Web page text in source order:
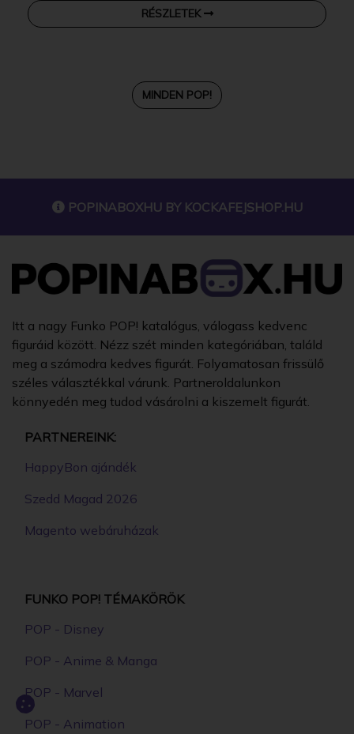
RÉSZLETEK
MINDEN POP!
POPINABOXHU BY KOCKAFEJSHOP.HU
Itt a nagy Funko POP! katalógus, válogass kedvenc
figuráid között. Nézz szét minden kategóriában, találd
meg a számodra kedves figurát. Folyamatosan frissülő
széles választékkal várunk. Partneroldalunkon
könnyedén meg tudod vásárolni a kiszemelt figurát.
PARTNEREINK:
HappyBon ajándék
Szedd Magad 2026
Magento webáruházak
FUNKO POP! TÉMAKÖRÖK
POP - Disney
POP - Anime & Manga
POP - Marvel
POP - Animation